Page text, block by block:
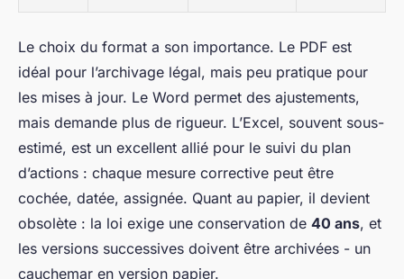
Le choix du format a son importance. Le PDF est
idéal pour l’archivage légal, mais peu pratique pour
les mises à jour. Le Word permet des ajustements,
mais demande plus de rigueur. L’Excel, souvent sous-
estimé, est un excellent allié pour le suivi du plan
d’actions : chaque mesure corrective peut être
cochée, datée, assignée. Quant au papier, il devient
obsolète : la loi exige une conservation de 40 ans, et
les versions successives doivent être archivées - un
cauchemar en version papier.